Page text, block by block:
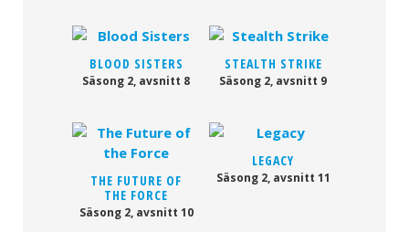
BLOOD SISTERS
Säsong 2, avsnitt 8
STEALTH STRIKE
Säsong 2, avsnitt 9
THE FUTURE OF
THE FORCE
Säsong 2, avsnitt 10
LEGACY
Säsong 2, avsnitt 11